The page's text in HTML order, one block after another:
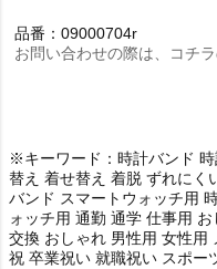
品番：09000704r
お問い合わせの際は、コチ
※キーワード：時計バンド
替え 着せ替え 着脱 ずれにく
バンド スマートウォッチ用
ォッチ用 通勤 通学 仕事用
交換 おしゃれ 男性用 女性用
祝 卒業祝い 就職祝い スポー